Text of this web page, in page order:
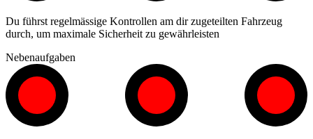
Du führst regelmässige Kontrollen am dir zugeteilten Fahrzeug
durch, um maximale Sicherheit zu gewährleisten
Nebenaufgaben